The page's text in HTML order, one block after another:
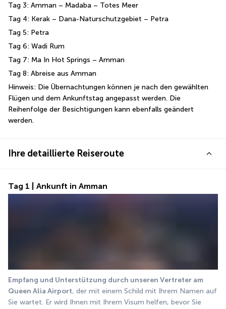
Tag 3: Amman – Madaba – Totes Meer
Tag 4: Kerak – Dana-Naturschutzgebiet – Petra
Tag 5: Petra
Tag 6: Wadi Rum
Tag 7: Ma In Hot Springs – Amman
Tag 8: Abreise aus Amman
Hinweis: Die Übernachtungen können je nach den gewählten
Flügen und dem Ankunftstag angepasst werden. Die
Reihenfolge der Besichtigungen kann ebenfalls geändert
werden.
Ihre detaillierte Reiseroute
Tag 1 | Ankunft in Amman
Empfang und Unterstützung durch unseren Vertreter am
Queen Alia Airport, der mit einem Schild mit Ihrem Namen auf
Sie wartet. Er wird Ihnen mit Ihrem Visum helfen, bevor Sie